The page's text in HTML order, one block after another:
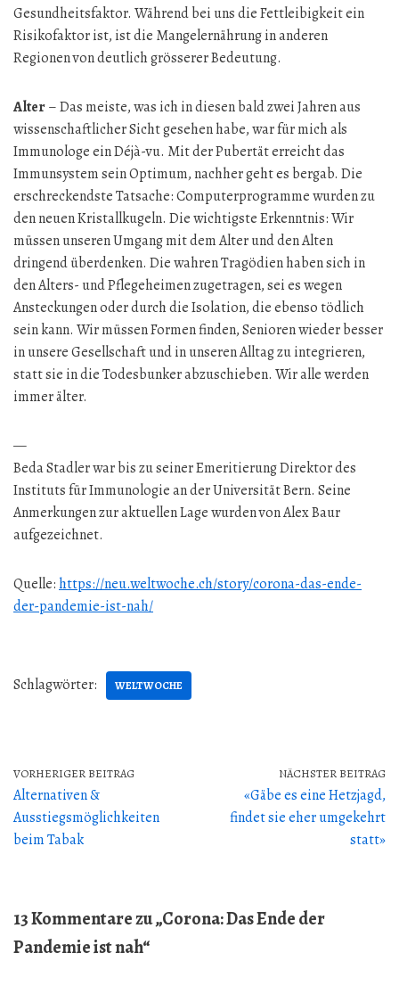
Gesundheitsfaktor. Während bei uns die Fettleibigkeit ein
Risikofaktor ist, ist die Mangelernährung in anderen
Regionen von deutlich grösserer Bedeutung.
Alter– Das meiste, was ich in diesen bald zwei Jahren aus
wissenschaftlicher Sicht gesehen habe, war für mich als
Immunologe ein Déjà-vu. Mit der Pubertät erreicht das
Immunsystem sein Optimum, nachher geht es bergab. Die
erschreckendste Tatsache: Computerprogramme wurden zu
den neuen Kristallkugeln. Die wichtigste Erkenntnis: Wir
müssen unseren Umgang mit dem Alter und den Alten
dringend überdenken. Die wahren Tragödien haben sich in
den Alters- und Pflegeheimen zugetragen, sei es wegen
Ansteckungen oder durch die Isolation, die ebenso tödlich
sein kann. Wir müssen Formen finden, Senioren wieder besser
in unsere Gesellschaft und in unseren Alltag zu integrieren,
statt sie in die Todesbunker abzuschieben. Wir alle werden
immer älter.
—
Beda Stadler war bis zu seiner Emeritierung Direktor des
Instituts für Immunologie an der Universität Bern. Seine
Anmerkungen zur aktuellen Lage wurden von Alex Baur
aufgezeichnet.
Quelle:https://neu.weltwoche.ch/story/corona-das-ende-
der-pandemie-ist-nah/
Schlagwörter: WELTWOCHE
VORHERIGER BEITRAG
Alternativen &
Ausstiegsmöglichkeiten
beim Tabak
NÄCHSTER BEITRAG
«Gäbe es eine Hetzjagd,
findet sie eher umgekehrt
statt»
13 Kommentare zu „Corona: Das Ende der
Pandemie ist nah“